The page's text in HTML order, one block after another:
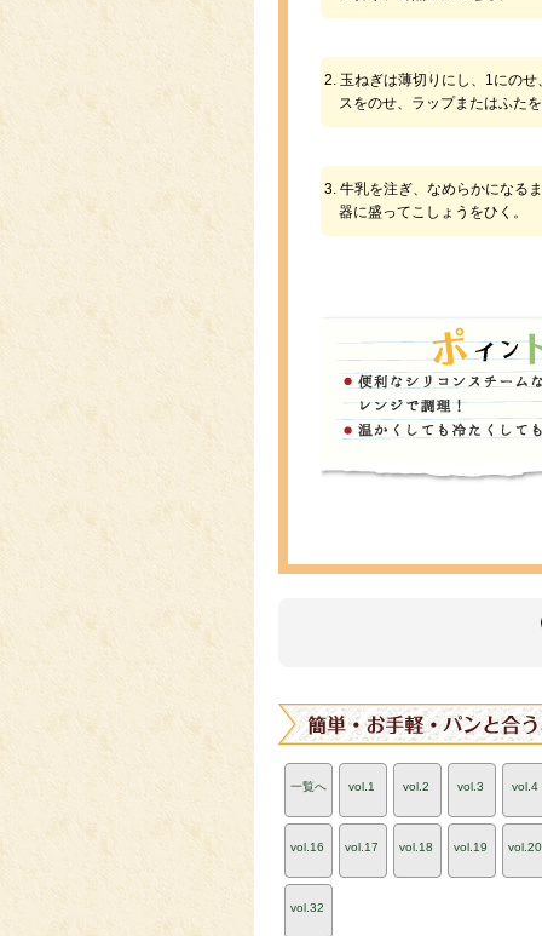
2. 玉ねぎは薄切りにし、1にの
スをのせ、ラップまたはふた
3. 牛乳を注ぎ、なめらかになる
器に盛ってこしょうをひく。
一覧へ vol.1 vol.2 vol.3 vol.4
vol.16 vol.17 vol.18 vol.19 vol.20
vol.32